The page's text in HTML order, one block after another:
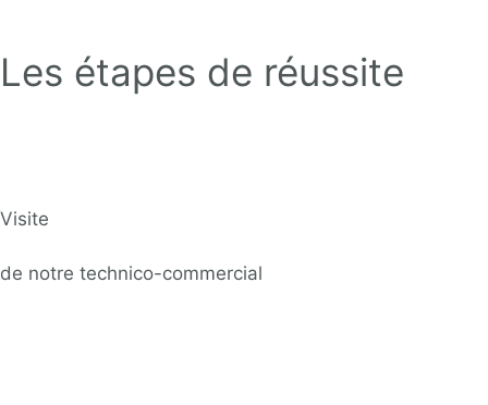
Les étapes de réussite
Visite
de notre technico-commercial